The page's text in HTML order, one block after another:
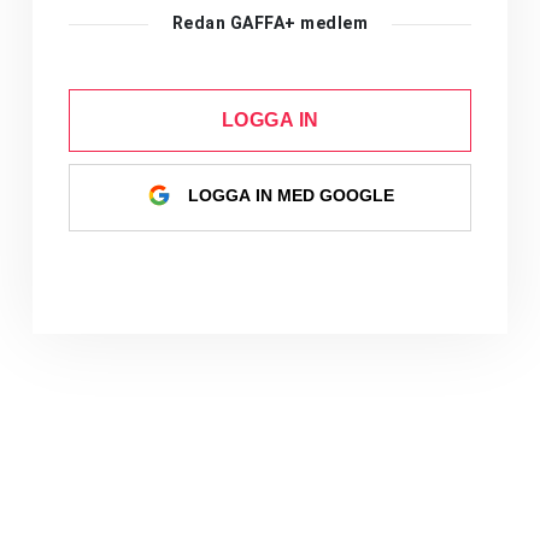
Redan GAFFA+ medlem
LOGGA IN
LOGGA IN MED GOOGLE